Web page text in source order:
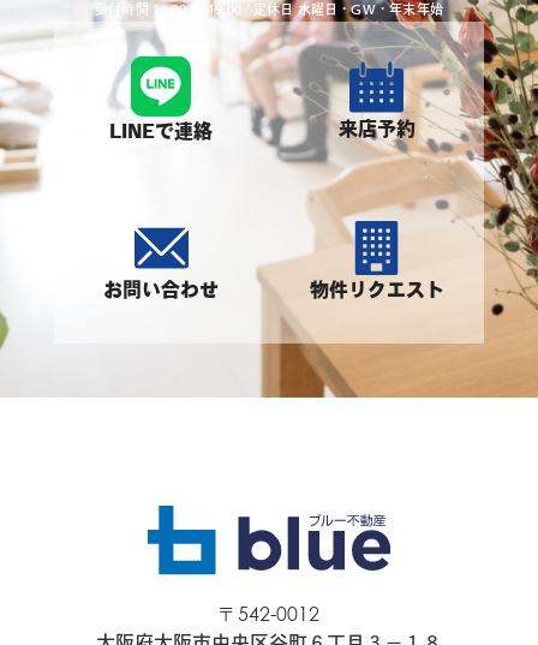
受付時間 10:00 〜 19:00 / 定休日 水曜日・GW・年末年始
LINEで連絡 来店予約
お問い合わせ 物件リクエスト
〒542-0012